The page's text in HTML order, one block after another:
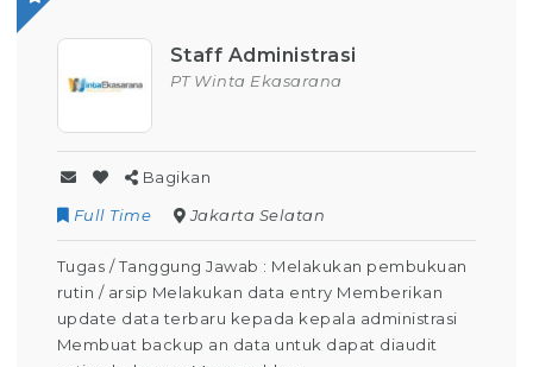
Staff Administrasi
PT Winta Ekasarana
Bagikan
Full Time
Jakarta Selatan
Tugas / Tanggung Jawab : Melakukan pembukuan
rutin / arsip Melakukan data entry Memberikan
update data terbaru kepada kepala administrasi
Membuat backup an data untuk dapat diaudit